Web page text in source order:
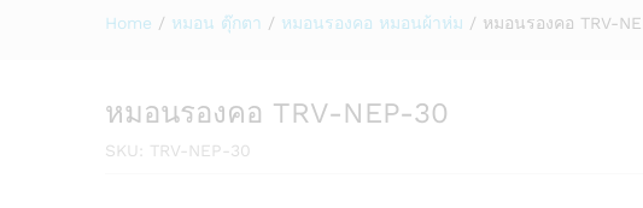
Home / หมอน ตุ๊กตา / หมอนรองคอ หมอนผ้าห่ม / หมอนรองคอ TRV-
หมอนรองคอ TRV-NEP-30
SKU: TRV-NEP-30